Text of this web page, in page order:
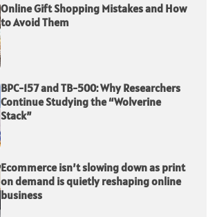
Online Gift Shopping Mistakes and How
to Avoid Them
BPC-157 and TB-500: Why Researchers
Continue Studying the “Wolverine
Stack”
Ecommerce isn’t slowing down as print
on demand is quietly reshaping online
business